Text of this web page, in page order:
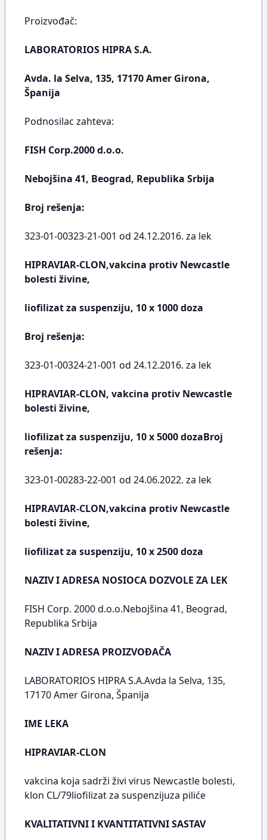
Proizvođač:
LABORATORIOS HIPRA S.A.
Avda. la Selva, 135, 17170 Amer Girona,
Španija
Podnosilac zahteva:
FISH Corp.2000 d.o.o.
Nebojšina 41, Beograd, Republika Srbija
Broj rešenja:
323-01-00323-21-001 od 24.12.2016. za lek
HIPRAVIAR-CLON,vakcina protiv Newcastle
bolesti živine,
liofilizat za suspenziju, 10 x 1000 doza
Broj rešenja:
323-01-00324-21-001 od 24.12.2016. za lek
HIPRAVIAR-CLON, vakcina protiv Newcastle
bolesti živine,
liofilizat za suspenziju, 10 x 5000 dozaBroj
rešenja:
323-01-00283-22-001 od 24.06.2022. za lek
HIPRAVIAR-CLON,vakcina protiv Newcastle
bolesti živine,
liofilizat za suspenziju, 10 x 2500 doza
NAZIV I ADRESA NOSIOCA DOZVOLE ZA LEK
FISH Corp. 2000 d.o.o.Nebojšina 41, Beograd,
Republika Srbija
NAZIV I ADRESA PROIZVOĐAČA
LABORATORIOS HIPRA S.A.Avda la Selva, 135,
17170 Amer Girona, Španija
IME LEKA
HIPRAVIAR-CLON
vakcina koja sadrži živi virus Newcastle bolesti,
klon CL/79liofilizat za suspenzijuza piliće
KVALITATIVNI I KVANTITATIVNI SASTAV